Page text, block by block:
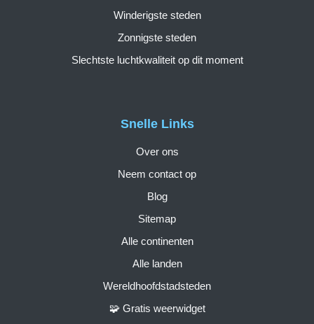
Snelle Links
Over ons
Neem contact op
Blog
Sitemap
Alle continenten
Alle landen
Wereldhoofdstadsteden
🧩 Gratis weerwidget
Winderigste steden
Zonnigste steden
Slechtste luchtkwaliteit op dit moment